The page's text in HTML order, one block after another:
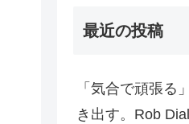
最近の投稿
「気合で頑張る
き出す。Rob